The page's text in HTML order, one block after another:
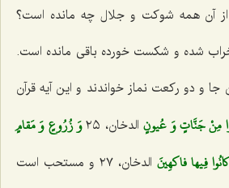
آن همه شوکت و جلال چه مانده است؟
شده و شکست خورده باقی مانده است.
جا و دو رکعت نماز خواندند و این آیه قرآن
مِنْ جَنَّاتٍ وَ عُيونٍ‌الدخان، ٢٥
وَ زُرُوعٍ وَ مَقامٍ
فِيها فاكهِينَ‌
الدخان، ٢٧ و مستحب است